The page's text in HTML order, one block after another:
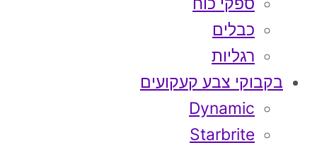
כבלים
רגליות
בקבוקי צבע קעקועים
Dynamic
Starbrite